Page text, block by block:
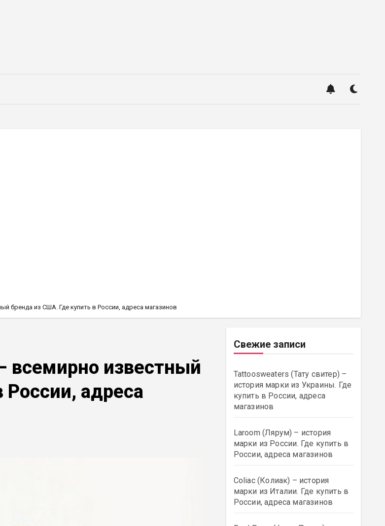
бренда из США. Где купить в России, адреса магазинов
всемирно известный
адреса
Свежие записи
Tattoosweaters (Тату свитер) –
история марки из Украины. Где
купить в России, адреса
магазинов
Laroom (Лярум) – история
марки из России. Где купить в
России, адреса магазинов
Coliac (Колиак) – история
марки из Италии. Где купить в
России, адреса магазинов